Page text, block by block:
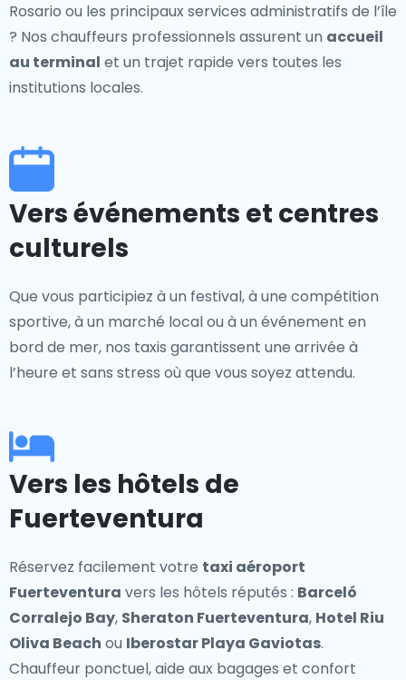
Rosario ou les principaux services administratifs de l’île
? Nos chauffeurs professionnels assurent un accueil
au terminal et un trajet rapide vers toutes les
institutions locales.
Vers événements et centres
culturels
Que vous participiez à un festival, à une compétition
sportive, à un marché local ou à un événement en
bord de mer, nos taxis garantissent une arrivée à
l’heure et sans stress où que vous soyez attendu.
Vers les hôtels de
Fuerteventura
Réservez facilement votre taxi aéroport
Fuerteventura vers les hôtels réputés : Barceló
Corralejo Bay, Sheraton Fuerteventura, Hotel Riu
Oliva Beach ou Iberostar Playa Gaviotas.
Chauffeur ponctuel, aide aux bagages et confort